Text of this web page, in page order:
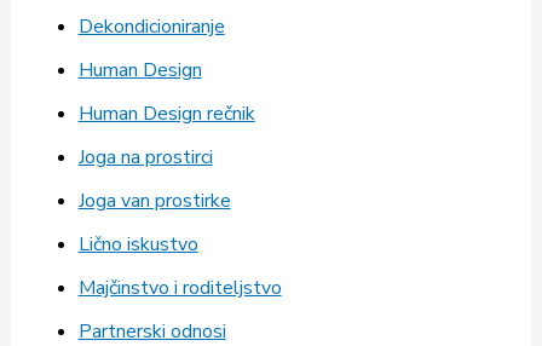
Dekondicioniranje
Human Design
Human Design rečnik
Joga na prostirci
Joga van prostirke
Lično iskustvo
Majčinstvo i roditeljstvo
Partnerski odnosi